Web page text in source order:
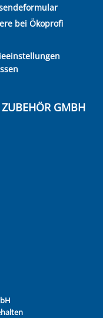
bei Ökoprofi
GMBH